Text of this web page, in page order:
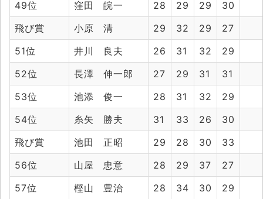
49位 窪田 皖一 28 29 29
30
飛び賞
小原 清 29 32 29
27
51位
井川 良夫 26 31 32
29
52位
長澤 伸一郎 27 29 31
31
53位
池添 俊一 28 31 32
29
54位
糸矢 勝夫 31 33 26
30
飛び賞
池田 正昭 29 28 30
33
56位
山屋 忠意 28 29 37
27
57位
樫山 豊治 28 34 30
29